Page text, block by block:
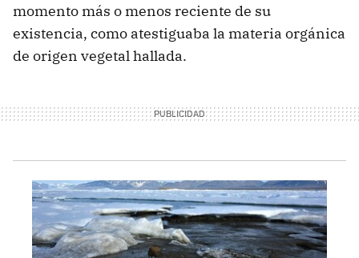
momento más o menos reciente de su
existencia, como atestiguaba la materia orgánica
de origen vegetal hallada.